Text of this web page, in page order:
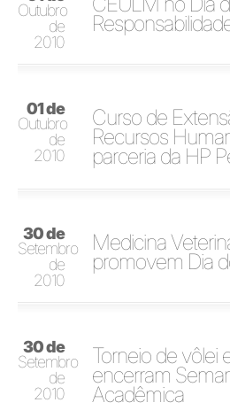
Outubro
de
2010
01 de
Outubro
de
2010
Curso de
Recursos
parceria da HP
30 de
Setembro
de
2010
Medicina
promovem Dia
30 de
Setembro
de
2010
Torneio de vôlei
encerram
Acadêmica